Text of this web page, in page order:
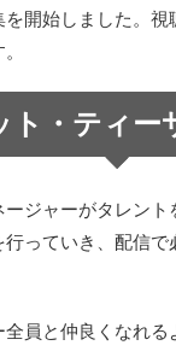
開始しました。
ト・ティー
ジャーがタレン
っていき、配信
員と仲良くなれ